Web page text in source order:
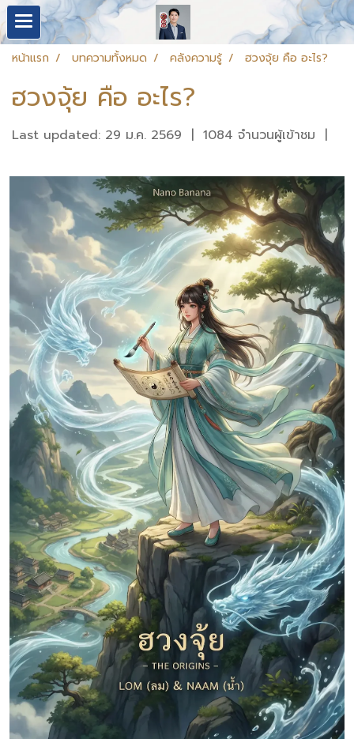
หน้าแรก บทความทั้งหมด คลังความรู้ ฮวงจุ้ย คือ อะไร?
ฮวงจุ้ย คือ อะไร?
Last updated: 29 ม.ค. 2569 | 1084 จำนวนผู้เข้าชม |